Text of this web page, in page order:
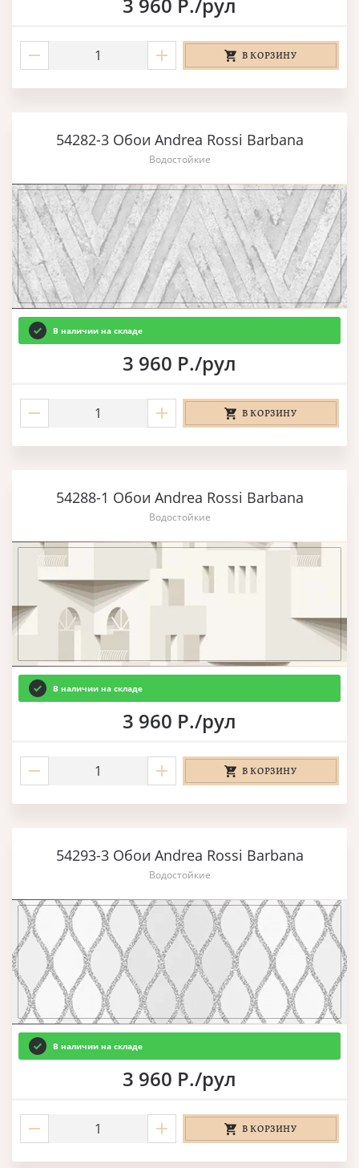
В КОРЗИНУ
54282-3 Обои Andrea Rossi Barbana
Водостойкие
В наличии на складе
3 960 Р./рул
В КОРЗИНУ
54288-1 Обои Andrea Rossi Barbana
Водостойкие
В наличии на складе
3 960 Р./рул
В КОРЗИНУ
54293-3 Обои Andrea Rossi Barbana
Водостойкие
В наличии на складе
3 960 Р./рул
В КОРЗИНУ